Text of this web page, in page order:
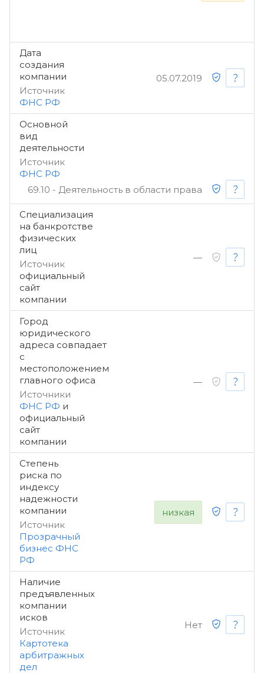
Дата
создания
компании
Источник
ФНС РФ
05.07.2019
Основной
вид
деятельности
Источник
ФНС РФ
69.10 - Деятельность в области права
Специализация
на банкротстве
физических
лиц
Источник
официальный
сайт
компании
—
Город
юридического
адреса совпадает
с
местоположением
главного офиса
Источники
ФНС РФ и
официальный
сайт
компании
—
Степень
риска по
индексу
надежности
компании
Источник
Прозрачный
бизнес ФНС
РФ
низкая
Наличие
предъявленных
компании
исков
Источник
Картотека
арбитражных
дел
Нет